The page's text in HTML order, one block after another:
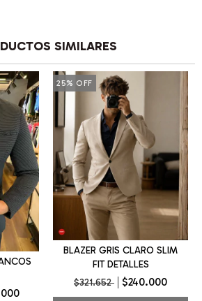
SIMILARES
25% OFF
BLAZER GRIS CLARO SLIM
FIT DETALLES
$321.652
$240.000